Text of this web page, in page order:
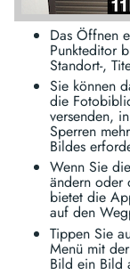
Das Öffnen
Punkteditor
Standort-,
Sie können
die
versenden,
Sperren
Bildes
Wenn Sie
ändern oder
bietet die
auf den
Tippen Sie
Menü mit
Bild ein Bild